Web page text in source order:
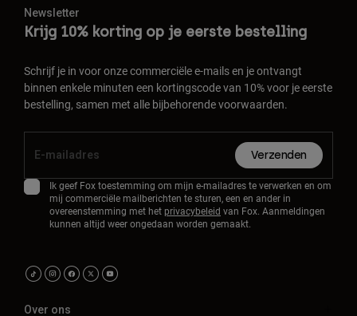
Newsletter
Krijg 10% korting op je eerste bestelling
Schrijf je in voor onze commerciële e-mails en je ontvangt
binnen enkele minuten een kortingscode van 10% voor je eerste
bestelling, samen met alle bijbehorende voorwaarden.
Verzenden
Ik geef Fox toestemming om mijn e-mailadres te verwerken en om
mij commerciële mailberichten te sturen, een en ander in
overeenstemming met het privacybeleid van Fox. Aanmeldingen
kunnen altijd weer ongedaan worden gemaakt.
Over ons